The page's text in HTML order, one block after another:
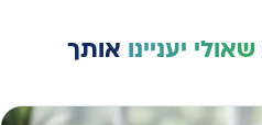
שאולי יעניינו אותך